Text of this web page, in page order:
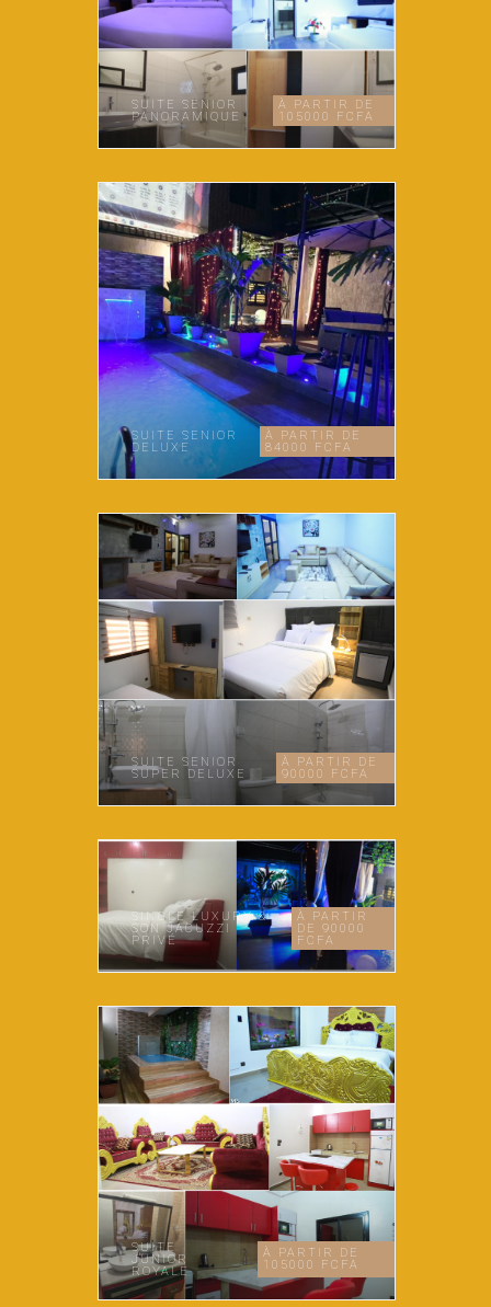
SUITE SENIOR
PANORAMIQUE
À PARTIR DE
105000 FCFA
SUITE SENIOR
DELUXE
À PARTIR DE
84000 FCFA
SUITE SENIOR
SUPER DELUXE
À PARTIR DE
90000 FCFA
SINGLE LUXURY &
SON JACUZZI
PRIVÉ
À PARTIR
DE 90000
FCFA
SUITE
JUNIOR
ROYALE
À PARTIR DE
105000 FCFA